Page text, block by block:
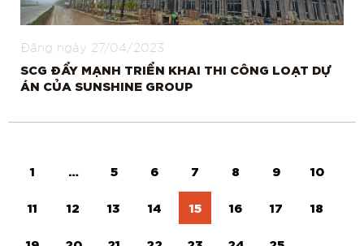
Đăng ngày 27/04/2023
SCG ĐẨY MẠNH TRIỂN KHAI THI CÔNG LOẠT DỰ
ÁN CỦA SUNSHINE GROUP
1 … 5 6 7 8 9 10
11 12 13 14 15 16 17 18